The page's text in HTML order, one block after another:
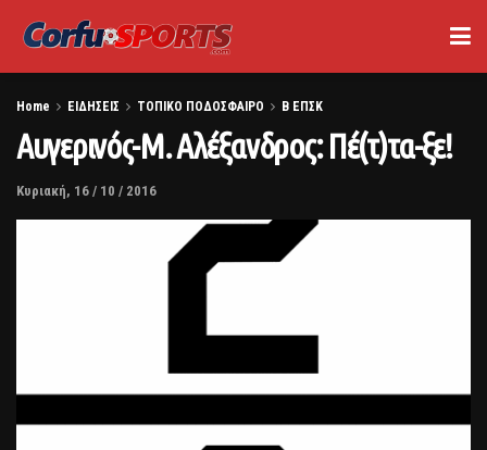
Home ΕΙΔΗΣΕΙΣ ΤΟΠΙΚΟ ΠΟΔΟΣΦΑΙΡΟ Β ΕΠΣΚ
Αυγερινός-Μ. Αλέξανδρος: Πέ(τ)τα-ξε!
Κυριακή, 16 / 10 / 2016